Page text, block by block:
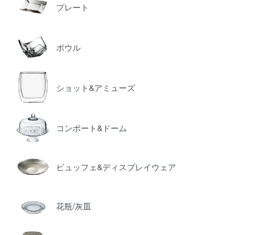
プレート
ボウル
ショット&アミューズ
コンポート&ドーム
ビュッフェ&ディスプレイウェア
花瓶/灰皿